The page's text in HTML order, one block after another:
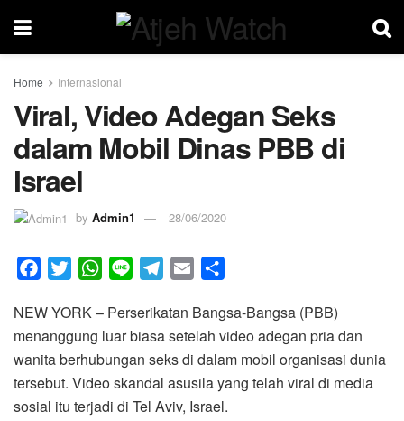
Home Internasional
Viral, Video Adegan Seks
dalam Mobil Dinas PBB di
Israel
by Admin1 28/06/2020
c
e
b
o
o
i
t
t
e
r
W
a
t
s
A
p
n
e
l
e
g
a
a
i
a
r
e
NEW YORK – Perserikatan Bangsa-Bangsa (PBB)
menanggung luar biasa setelah video adegan pria dan
wanita berhubungan seks di dalam mobil organisasi dunia
tersebut. Video skandal asusila yang telah viral di media
sosial itu terjadi di Tel Aviv, Israel.